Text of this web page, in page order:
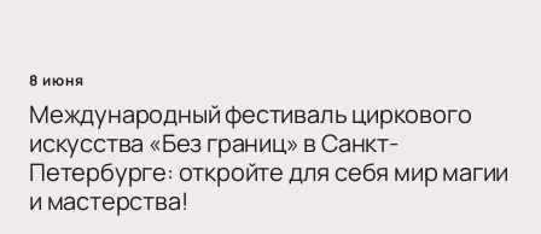
8 июня
Международный фестиваль циркового
искусства «Без границ» в Санкт-
Петербурге: откройте для себя мир магии
и мастерства!